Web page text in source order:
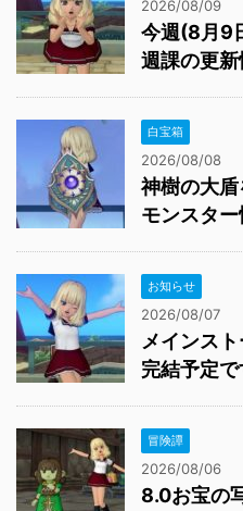
2026/08/09
今週(8月9
週課の更
白宝箱
2026/08/08
神樹の大
モンスタ
お知らせ
2026/08/07
メインス
完結予定で
冒険譚
2026/08/06
8.0お宝の